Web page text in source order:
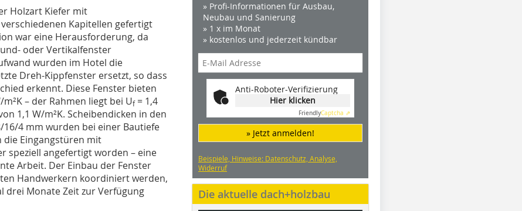
Holzart Kiefer mit
Kapitellen gefertigt
war eine Herausforderung, da
oder Vertikalfenster
wurden im Hotel die
Dreh-Kippfenster ersetzt, so dass
erkennt. Diese Fenster bieten
m²K – der Rahmen liegt bei Uf= 1,4
1,1 W/m²K. Scheibendicken in den
4 mm wurden bei einer Bautiefe
die Eingangstüren mit
speziell angefertigt worden – eine
Arbeit. Der Einbau der Fenster
Handwerkern koordiniert werden,
drei Monate Zeit zur Verfügung
» Profi-Informationen für Ausbau,
Neubau und Sanierung
» 1 x im Monat
» kostenlos und jederzeit kündbar
Anti-Roboter-Verifizierung
Hier klicken
FriendlyCaptcha ⇗
» Jetzt anmelden!
Beispiele, Hinweise: Datenschutz, Analyse,
Widerruf
Die aktuelle dach+holzbau